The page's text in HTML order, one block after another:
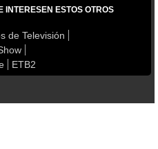
INTERESEN ESTOS OTROS
de Televisión
ETB2